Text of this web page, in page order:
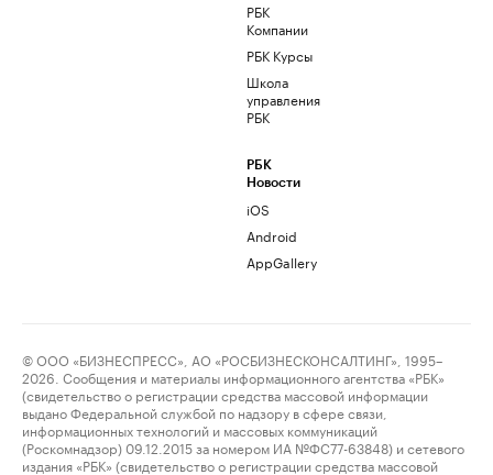
РБК
Компании
РБК Курсы
Школа
управления
РБК
РБК
Новости
iOS
Android
AppGallery
© ООО «БИЗНЕСПРЕСС», АО «РОСБИЗНЕСКОНСАЛТИНГ», 1995–
2026. Сообщения и материалы информационного агентства «РБК»
(свидетельство о регистрации средства массовой информации
выдано Федеральной службой по надзору в сфере связи,
информационных технологий и массовых коммуникаций
(Роскомнадзор) 09.12.2015 за номером ИА №ФС77-63848) и сетевого
издания «РБК» (свидетельство о регистрации средства массовой